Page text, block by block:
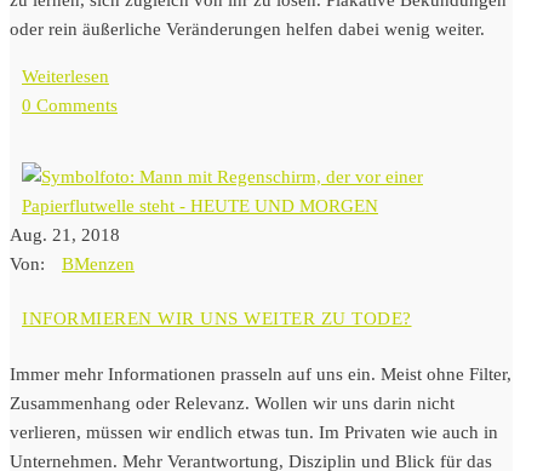
oder rein äußerliche Veränderungen helfen dabei wenig weiter.
Weiterlesen
0 Comments
Aug. 21, 2018
Von:
BMenzen
INFORMIEREN WIR UNS WEITER ZU TODE?
Immer mehr Informationen prasseln auf uns ein. Meist ohne Filter,
Zusammenhang oder Relevanz. Wollen wir uns darin nicht
verlieren, müssen wir endlich etwas tun. Im Privaten wie auch in
Unternehmen. Mehr Verantwortung, Disziplin und Blick für das